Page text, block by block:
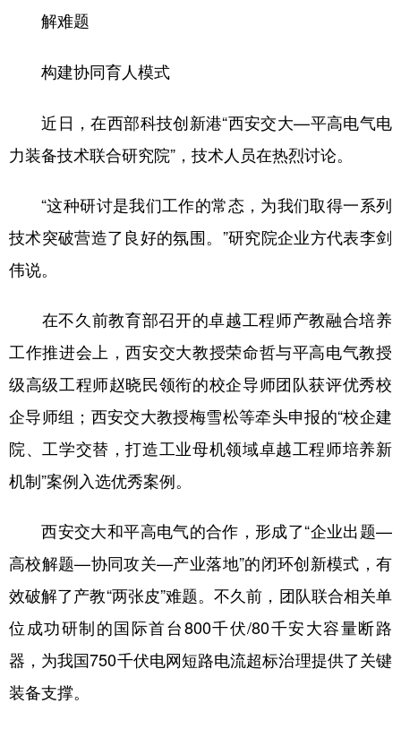
解难题
构建协同育人模式
近日，在西部科技创新港“西安交大—平高电气电
力装备技术联合研究院”，技术人员在热烈讨论。
“这种研讨是我们工作的常态，为我们取得一系列
技术突破营造了良好的氛围。”研究院企业方代表李剑
伟说。
在不久前教育部召开的卓越工程师产教融合培养
工作推进会上，西安交大教授荣命哲与平高电气教授
级高级工程师赵晓民领衔的校企导师团队获评优秀校
企导师组；西安交大教授梅雪松等牵头申报的“校企建
院、工学交替，打造工业母机领域卓越工程师培养新
机制”案例入选优秀案例。
西安交大和平高电气的合作，形成了“企业出题—
高校解题—协同攻关—产业落地”的闭环创新模式，有
效破解了产教“两张皮”难题。不久前，团队联合相关单
位成功研制的国际首台800千伏/80千安大容量断路
器，为我国750千伏电网短路电流超标治理提供了关键
装备支撑。